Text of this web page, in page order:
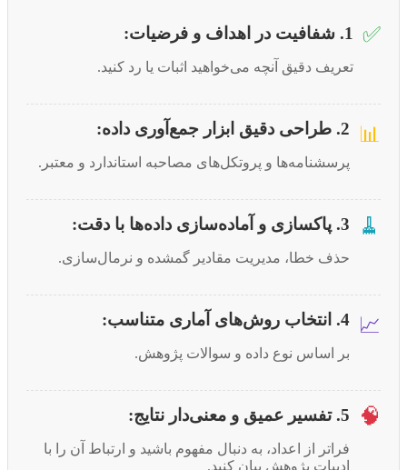
✅ 1. شفافیت در اهداف و فرضیات:
تعریف دقیق آنچه می‌خواهید اثبات یا رد کنید.
📊 2. طراحی دقیق ابزار جمع‌آوری داده:
پرسشنامه‌ها و پروتکل‌های مصاحبه استاندارد و معتبر.
🧹 3. پاکسازی و آماده‌سازی داده‌ها با دقت:
حذف خطا، مدیریت مقادیر گمشده و نرمال‌سازی.
📈 4. انتخاب روش‌های آماری متناسب:
بر اساس نوع داده و سوالات پژوهش.
🧠 5. تفسیر عمیق و معنی‌دار نتایج:
فراتر از اعداد، به دنبال مفهوم باشید و ارتباط آن را با
ادبیات پژوهش بیان کنید.